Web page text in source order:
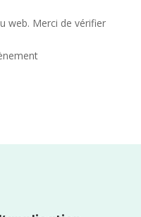
web. Merci de vérifier